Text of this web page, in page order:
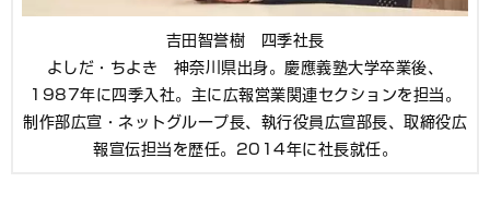
吉田智誉樹 四季社長
よしだ・ちよき 神奈川県出身。慶應義塾大学卒業後、
1987年に四季入社。主に広報営業関連セクションを担当。
制作部広宣・ネットグループ長、執行役員広宣部長、取締役広
報宣伝担当を歴任。2014年に社長就任。